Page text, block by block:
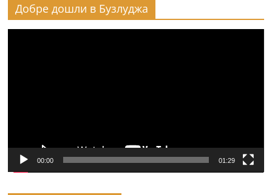
Добре дошли в Бузлуджа
00:00 01:29